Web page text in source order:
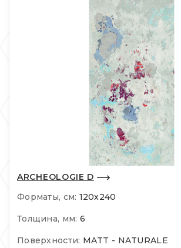
ARCHEOLOGIE D
Форматы, см: 120x240
Толщина, мм: 6
Поверхности: MATT - NATURALE